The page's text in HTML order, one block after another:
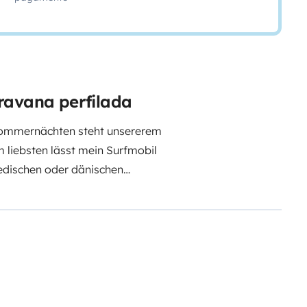
perfilada
steht unsererem
liebsten lässt mein Surfmobil
oder dänischen
näherzubringen und sich